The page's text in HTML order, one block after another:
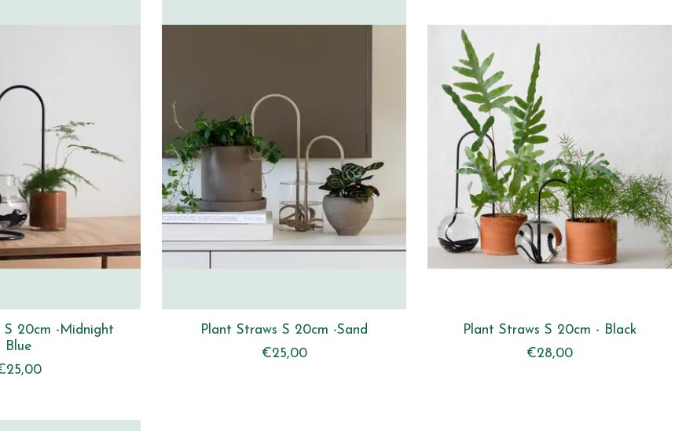
S 20cm -Midnight
Blue
Plant Straws S 20cm -Sand
€25,00
Plant Straws S 20cm - Black
€28,00